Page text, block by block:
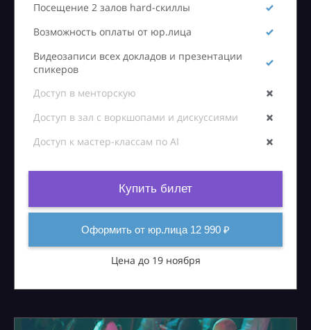
Посещение 2 залов hard-скиллы
Возможность оплаты от юр.лица
Видеозаписи всех докладов и презентации
спикеров
Доступ в менторскую
Доступ в зал с воркшопами и дискуссиями
Доступ к мастер-классам по AI
Купить билет
Оформить от юр.лица 12 990 ₽
Цена до 19 ноября